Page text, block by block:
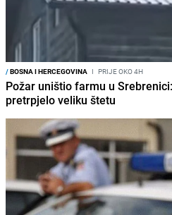
/BOSNA I HERCEGOVINA I PRIJE OKO 4H
Požar uništio farmu u
pretrpjelo veliku štetu